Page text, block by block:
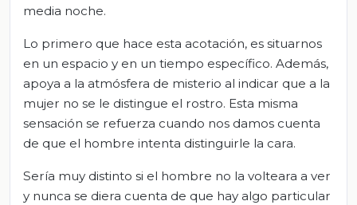
media noche.
Lo primero que hace esta acotación, es situarnos
en un espacio y en un tiempo específico. Además,
apoya a la atmósfera de misterio al indicar que a la
mujer no se le distingue el rostro. Esta misma
sensación se refuerza cuando nos damos cuenta
de que el hombre intenta distinguirle la cara.
Sería muy distinto si el hombre no la volteara a ver
y nunca se diera cuenta de que hay algo particular